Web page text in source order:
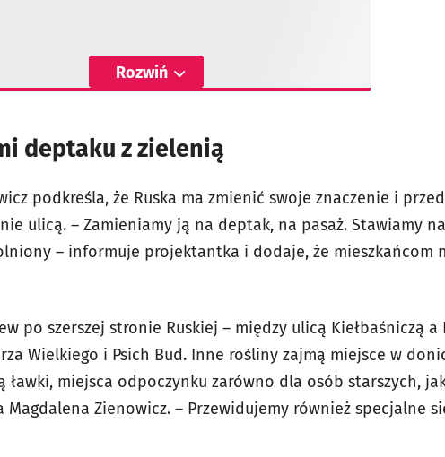
Rozwiń
deptaku z zielenią
podkreśla, że Ruska ma zmienić swoje znaczenie i
ulicą. – Zamieniamy ją na deptak, na pasaż. Stawiamy
– informuje projektantka i dodaje, że mieszkańcom
po szerszej stronie Ruskiej – między ulicą Kiełbaśniczą a
Wielkiego i Psich Bud. Inne rośliny zajmą miejsce w
miejsca odpoczynku zarówno dla osób starszych,
Zienowicz. – Przewidujemy również specjalne